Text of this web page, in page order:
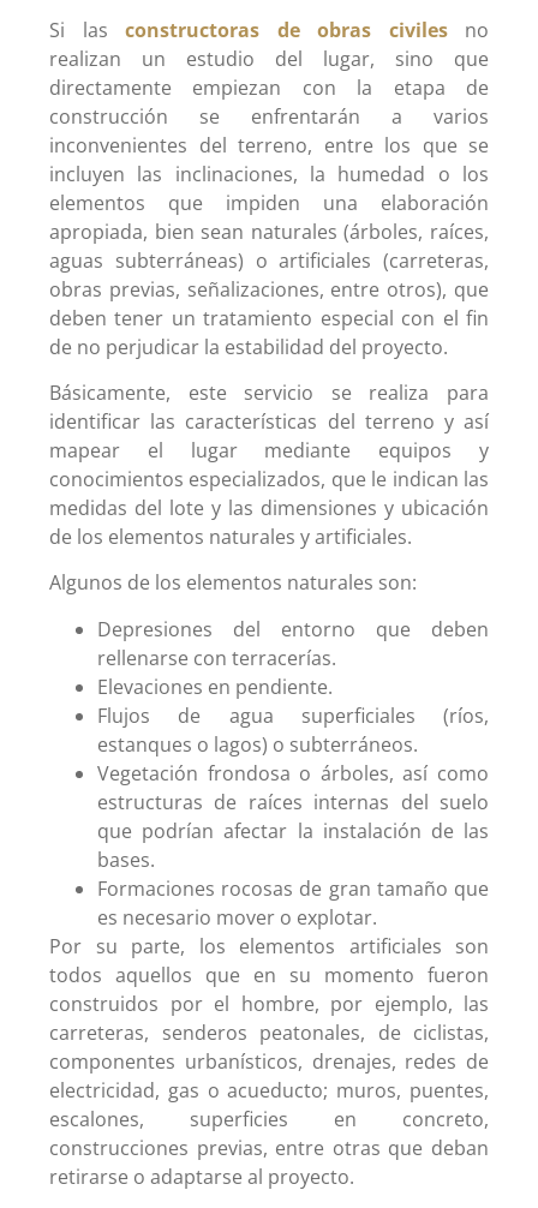
Si las constructoras de obras civilesno
realizan un estudio del lugar, sino que
directamente empiezan con la etapa de
construcción se enfrentarán a varios
inconvenientes del terreno, entre los que se
incluyen las inclinaciones, la humedad o los
elementos que impiden una elaboración
apropiada, bien sean naturales (árboles, raíces,
aguas subterráneas) o artificiales (carreteras,
obras previas, señalizaciones, entre otros), que
deben tener un tratamiento especial con el fin
de no perjudicar la estabilidad del proyecto.
Básicamente, este servicio se realiza para
identificar las características del terreno y así
mapear el lugar mediante equipos y
conocimientos especializados, que le indican las
medidas del lote y las dimensiones y ubicación
de los elementos naturales y artificiales.
Algunos de los elementos naturales son:
Depresiones del entorno que deben
rellenarse con terracerías.
Elevaciones en pendiente.
Flujos de agua superficiales (ríos,
estanques o lagos) o subterráneos.
Vegetación frondosa o árboles, así como
estructuras de raíces internas del suelo
que podrían afectar la instalación de las
bases.
Formaciones rocosas de gran tamaño que
es necesario mover o explotar.
Por su parte, los elementos artificiales son
todos aquellos que en su momento fueron
construidos por el hombre, por ejemplo, las
carreteras, senderos peatonales, de ciclistas,
componentes urbanísticos, drenajes, redes de
electricidad, gas o acueducto; muros, puentes,
escalones, superficies en concreto,
construcciones previas, entre otras que deban
retirarse o adaptarse al proyecto.